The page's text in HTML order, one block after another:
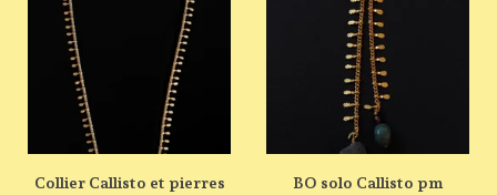
Collier Callisto et pierres BO solo Callisto pm